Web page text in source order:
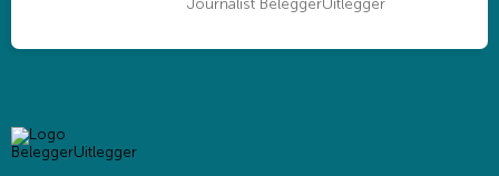
Journalist BeleggerUitlegger